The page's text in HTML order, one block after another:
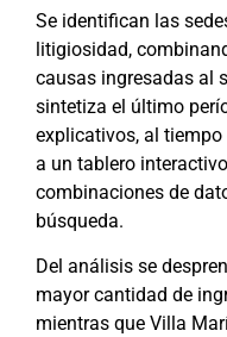
Se identifican las
litigiosidad,
causas ingresadas al
sintetiza el último
explicativos, al
a un tablero
combinaciones de
búsqueda.
Del análisis se
mayor cantidad de
mientras que Villa